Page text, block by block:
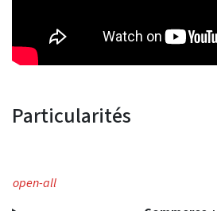
Particularités
open-all